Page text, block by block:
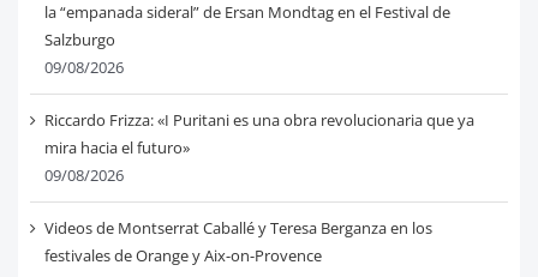
la “empanada sideral” de Ersan Mondtag en el Festival de
Salzburgo
09/08/2026
Riccardo Frizza: «I Puritani es una obra revolucionaria que ya
mira hacia el futuro»
09/08/2026
Videos de Montserrat Caballé y Teresa Berganza en los
festivales de Orange y Aix-on-Provence